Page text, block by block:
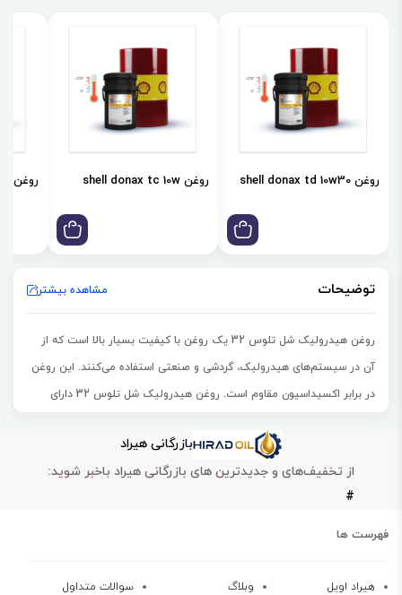
روغن shell donax td 10w30 روغن shell donax tc 10w روغن shell donax td 85w
توضیحات مشاهده بیشتر
روغن هیدرولیک شل تلوس 32 یک روغن با کیفیت بسیار بالا است که از
آن در سیستم‌های هیدرولیک، گردشی و صنعتی استفاده می‌کنند. این روغن
در برابر اکسیداسیون مقاوم است. روغن هیدرولیک شل تلوس 32 دارای
ویژگی‌های روغن هیدرولیک شل تلوس 32
جلوگیری از تشکیل رسوب
مقاوم در برابر سایش و خوردگی
قابلیت پاک‌سازی سیستم
جلوگیری از تشکیل رسوب و لجن
بازرگانی هیراد
از تخفیف‌های و جدیدترین های بازرگانی هیراد باخبر شوید:
#
فهرست ها
هیراد اویل وبلاگ
سوالات متداول